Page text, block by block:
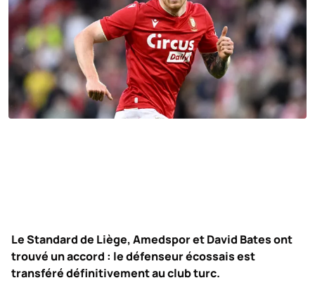
Le Standard de Liège, Amedspor et David Bates ont
trouvé un accord : le défenseur écossais est
transféré définitivement au club turc.